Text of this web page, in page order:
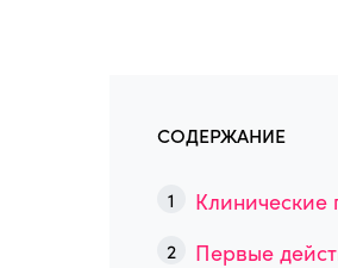
СОДЕРЖАНИЕ
Клинические
Первые